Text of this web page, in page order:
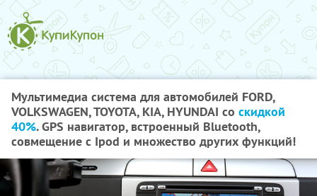
Мультимедиа система для автомобилей FORD,
VOLKSWAGEN, TOYOTA, KIA, HYUNDAI со скидкой
40%. GPS навигатор, встроенный Bluetooth,
совмещение с Ipod и множество других функций!